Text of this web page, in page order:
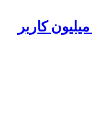
اطلاعات بیش از ۱۷ میلیون کاربر